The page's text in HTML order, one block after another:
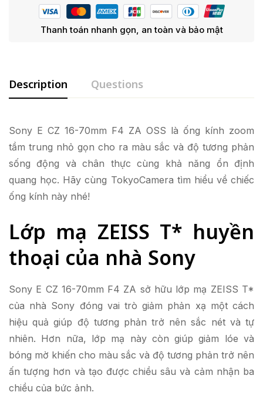
Thanh toán nhanh gọn, an toàn và bảo mật
Description Questions
Sony E CZ 16-70mm F4 ZA OSS là ống kính zoom
tầm trung nhỏ gọn cho ra màu sắc và độ tương phản
sống động và chân thực cùng khả năng ổn định
quang học. Hãy cùng TokyoCamera tìm hiểu về chiếc
ống kính này nhé!
Lớp mạ ZEISS T* huyền
thoại của nhà Sony
Sony E CZ 16-70mm F4 ZA sở hữu lớp mạ ZEISS T*
của nhà Sony đóng vai trò giảm phản xạ một cách
hiệu quả giúp độ tương phản trở nên sắc nét và tự
nhiên. Hơn nữa, lớp mạ này còn giúp giảm lóe và
bóng mờ khiến cho màu sắc và độ tương phản trở nên
ấn tượng hơn và tạo được chiều sâu và cảm nhận ba
chiều của bức ảnh.